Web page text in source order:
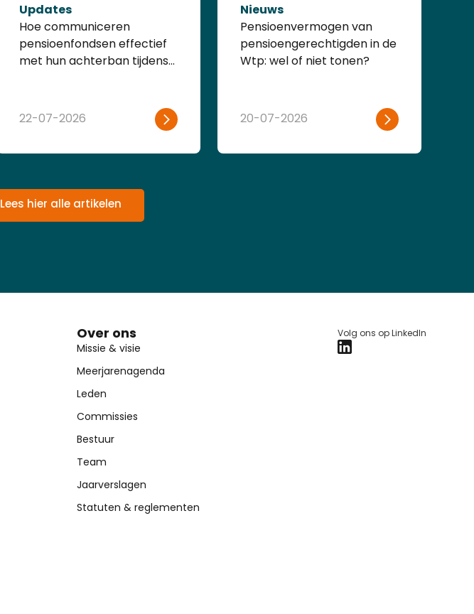
Updates
Hoe communiceren
pensioenfondsen effectief
met hun achterban tijdens
22-07-2026
Nieuws
Pensioenvermogen van
pensioengerechtigden in de
Wtp: wel of niet tonen?
20-07-2026
Lees hier alle artikelen
Over ons
Missie & visie
Meerjarenagenda
Leden
Commissies
Bestuur
Team
Jaarverslagen
Statuten & reglementen
Volg ons op LinkedIn